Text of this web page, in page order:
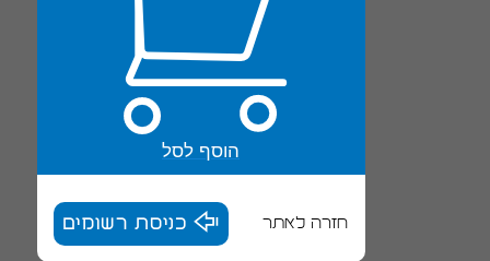
הוסף לסל
חזרה לאתר כניסת רשומים